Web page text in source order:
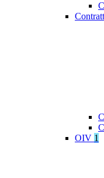
OIV 1